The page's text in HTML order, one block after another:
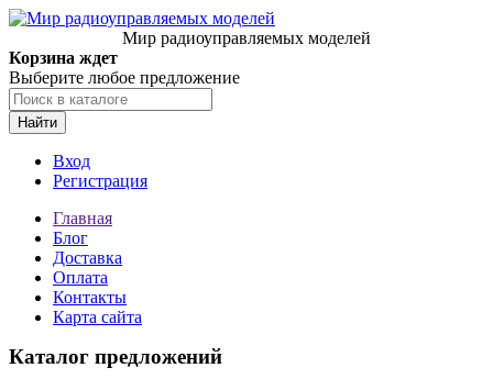
Мир радиоуправляемых моделей
Корзина ждет
Выберите любое предложение
Найти
Вход
Регистрация
Главная
Блог
Доставка
Оплата
Контакты
Карта сайта
Каталог предложений